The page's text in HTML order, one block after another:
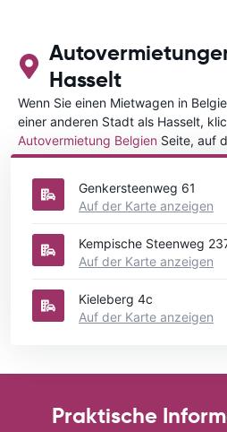
Hasselt
Wenn Sie einen Mietwagen in
einer anderen Stadt als Hasselt,
Autovermietung Belgien Seite, auf
in welcher Stadt in Belgien Sie Ihr
Genkersteenweg 61
Auf der Karte anzeigen
Kempische Steenweg
Auf der Karte anzeigen
Kieleberg 4c
Auf der Karte anzeigen
Praktische